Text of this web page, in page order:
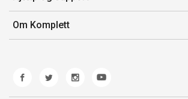
Gavekort
Mærker/producent
Fortrydelsesret
Kontakt os
Kundeservice
Fejl/Mangler
Fragt og levering
Om Komplett